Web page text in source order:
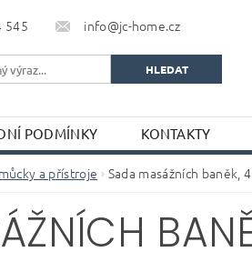
545 info@jc-home.cz
PODMÍNKY KONTAKTY
a přístroje Sada masážních baněk,